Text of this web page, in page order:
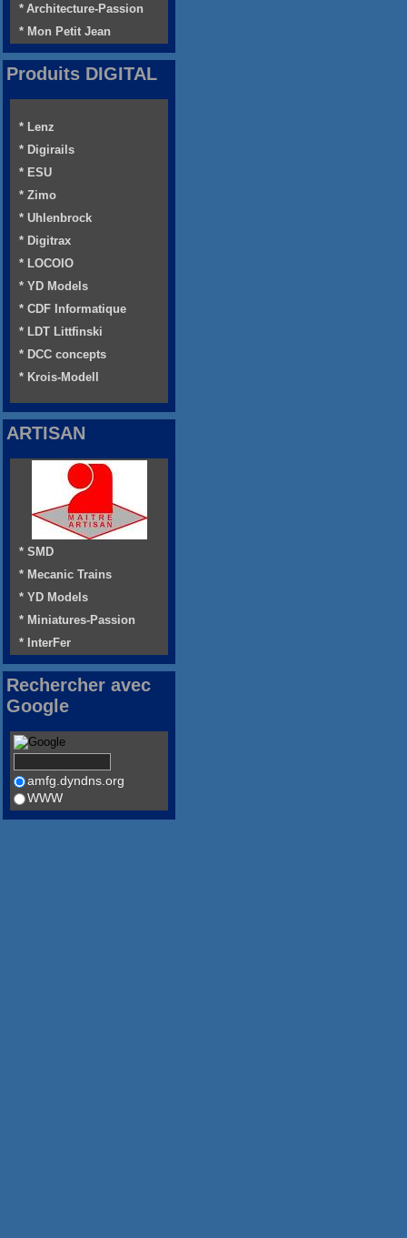
* Architecture-Passion
* Mon Petit Jean
Produits DIGITAL
* Lenz
* Digirails
* ESU
* Zimo
* Uhlenbrock
* Digitrax
* LOCOIO
* YD Models
* CDF Informatique
* LDT Littfinski
* DCC concepts
* Krois-Modell
ARTISAN
* SMD
* Mecanic Trains
* YD Models
* Miniatures-Passion
* InterFer
Rechercher avec
Google
amfg.dyndns.org
WWW